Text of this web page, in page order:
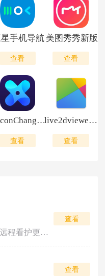
手机导航
查看
美图秀秀新版
查看
XIconChanger中文版
查看
live2dviewerex
查看
监控管理摄像头，远程看护更安心。
查看
查看